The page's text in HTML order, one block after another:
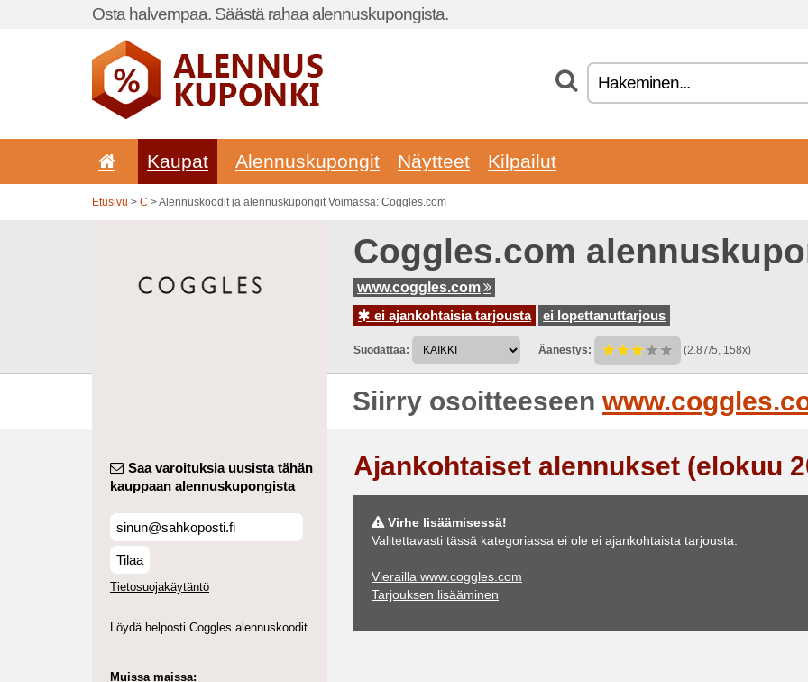
Osta halvempaa. Säästä rahaa alennuskupongista.
Kaupat Alennuskupongit Näytteet Kilpailut
Etusivu > C > Alennuskoodit ja alennuskupongit Voimassa: Coggles.com
Coggles.com
www.coggles.com
ei ajankohtaisia tarjousta
ei lopettanuttarjous
Suodattaa: Äänestys: (2.87/5, 158x)
Siirry osoitteeseen
Saa varoituksia uusista tähän
kauppaan alennuskupongista
Tilaa
Tietosuojakäytäntö
Löydä helposti Coggles alennuskoodit.
Muissa maissa:
Ajankohtaiset alennukset (elokuu
Virhe lisäämisessä!
Valitettavasti tässä kategoriassa ei ole ei ajankohtaista tarjousta.
Vierailla www.coggles.com
Tarjouksen lisääminen